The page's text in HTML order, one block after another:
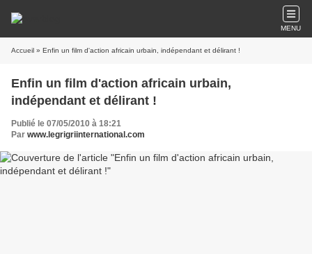
MENU
Accueil » Enfin un film d'action africain urbain, indépendant et délirant !
Enfin un film d'action africain urbain,
indépendant et délirant !
Publié le 07/05/2010 à 18:21
Par www.legrigriinternational.com